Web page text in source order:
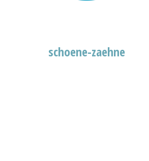
schoene-zaehne